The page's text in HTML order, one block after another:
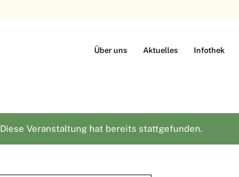
Über uns Aktuelles Infothek
Diese Veranstaltung hat bereits stattgefunden.